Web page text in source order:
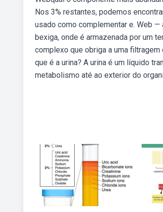
Nos 3% restantes, podemos
usado como complementar e. Web
bexiga, onde é armazenada por um
complexo que obriga a uma
que é a urina? A urina é um líquido
metabolismo até ao exterior do